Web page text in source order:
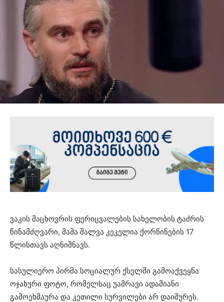
ვაკის მაცხოვრის ფერიცვალების სახელობის ტაძრის
წინამძღვარი, მამა შალვა კეკელია ქორწინების 17
წლისთავს აღნიშნავს.
სასულიერო პირმა სოციალურ ქსელში გამოაქვეყნა
ოჯახური ფოტო, რომელსაც უამრავი ადამიანი
გამოეხმაურა და კეთილი სურვილები არ დაიშურეს.